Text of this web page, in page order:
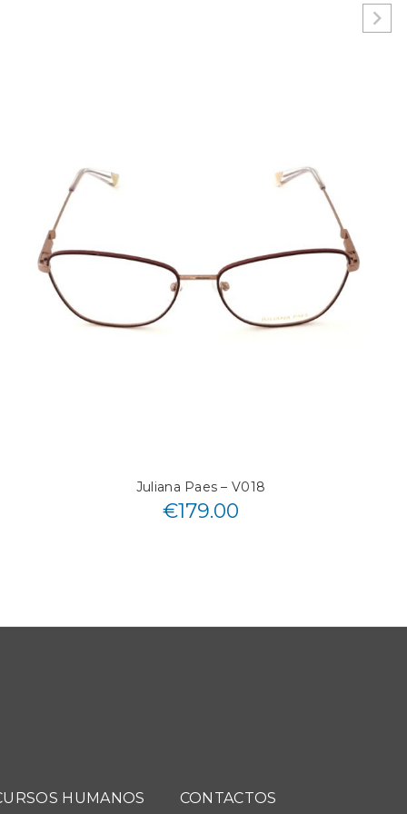
Juliana Paes – V018
€179.00
HUMANOS CONTACTOS